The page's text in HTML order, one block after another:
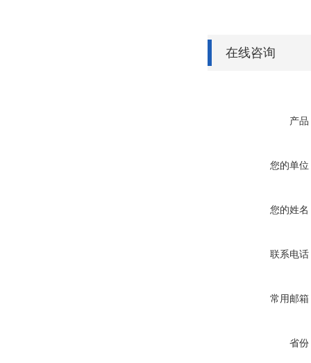
在线咨询
产品
您的单位
您的姓名
联系电话
常用邮箱
省份